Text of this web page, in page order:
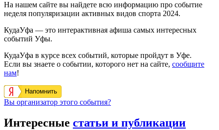
На нашем сайте вы найдете всю информацию про событие
неделя популяризации активных видов спорта 2024.
КудаУфа — это интерактивная афиша самых интересных
событий Уфы.
КудаУфа в курсе всех событий, которые пройдут в Уфе.
Если вы знаете о событии, которого нет на сайте, сообщите
нам!
Напомнить
Вы организатор этого события?
Интересные статьи и публикации